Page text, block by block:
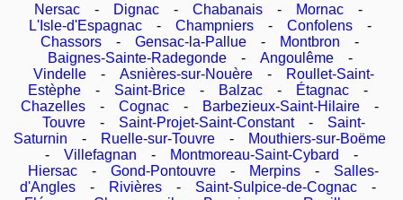
Nersac- Dignac- Chabanais- Mornac-
L'Isle-d'Espagnac- Champniers- Confolens-
Chassors - Gensac-la-Pallue - Montbron -
Baignes-Sainte-Radegonde- Angoulême-
Vindelle- Asnières-sur-Nouère-
Roullet-Saint-
Estèphe - Saint-Brice - Balzac - Étagnac -
Chazelles - Cognac - Barbezieux-Saint-Hilaire -
Touvre- Saint-Projet-Saint-Constant- Saint-
Saturnin - Ruelle-sur-Touvre -
Mouthiers-sur-Boëme
- Villefagnan - Montmoreau-Saint-Cybard
-
Hiersac - Gond-Pontouvre - Merpins - Salles-
d'Angles - Rivières - Saint-Sulpice-de-Cognac -